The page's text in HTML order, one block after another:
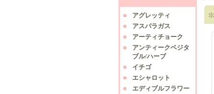
アグレッティ
アスパラガス
アーティチョーク
アンティークベジタ
ブル/ハーブ
イチゴ
エシャロット
エディブルフラワー